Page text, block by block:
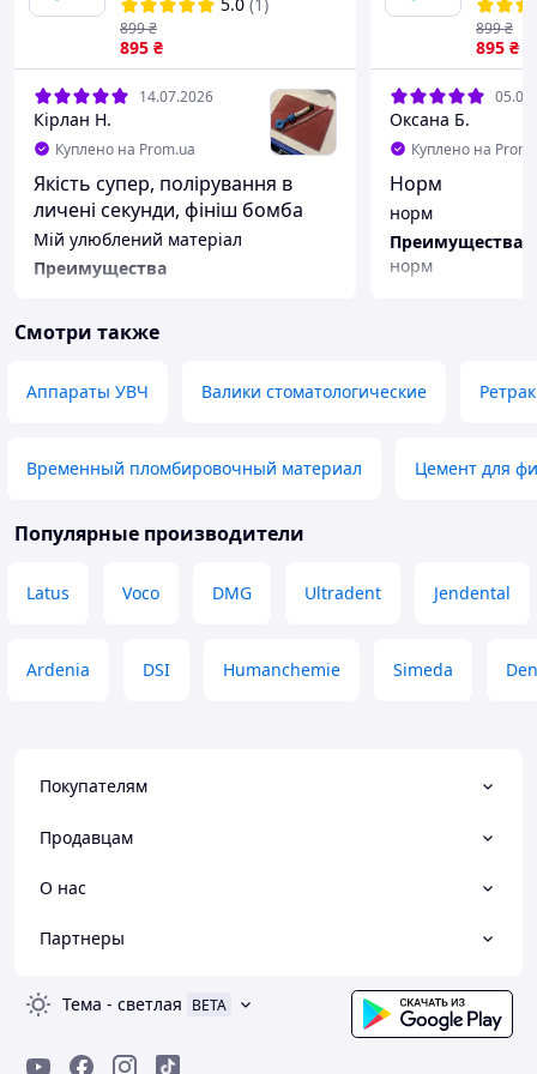
895 ₴
899₴
14.07.2026
Кірлан Н.
Куплено на Prom.ua
Якість супер, полірування в
личені секунди, фініш бомба
Мій улюблений матеріал
Преимущества
Немає
895 ₴
899₴
Оксана Б.
Куплено на
Норм
норм
Преимущества
норм
Смотри также
Аппараты УВЧ Валики стоматологические
Временный пломбировочный материал Цемент для
Популярные производители
Latus Voco DMG Ultradent Jendental
Ardenia DSI Humanchemie Simeda
Покупателям
Продавцам
О нас
Партнеры
Тема - светлая BETA